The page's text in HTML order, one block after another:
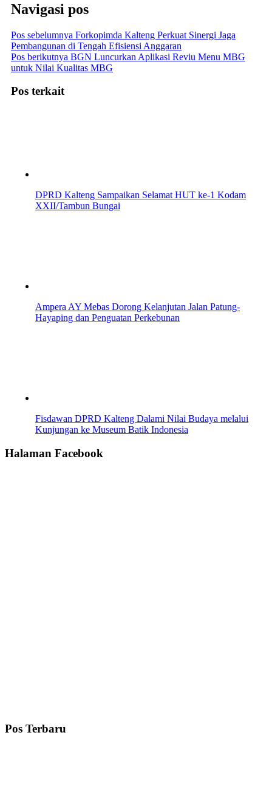
Navigasi pos
Pos sebelumnya Forkopimda Kalteng Perkuat Sinergi Jaga
Pembangunan di Tengah Efisiensi Anggaran
Pos berikutnya BGN Luncurkan Aplikasi Reviu Menu MBG
untuk Nilai Kualitas MBG
Pos terkait
DPRD Kalteng Sampaikan Selamat HUT ke-1 Kodam
XXII/Tambun Bungai
Ampera AY Mebas Dorong Kelanjutan Jalan Patung-
Hayaping dan Penguatan Perkebunan
Fisdawan DPRD Kalteng Dalami Nilai Budaya melalui
Kunjungan ke Museum Batik Indonesia
Halaman Facebook
Pos Terbaru